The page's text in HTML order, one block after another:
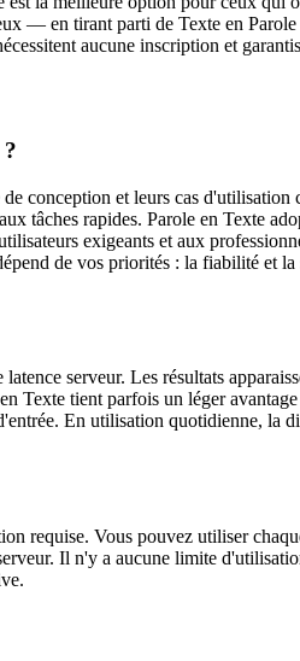
— en tirant parti de Texte en
aucune inscription et
conception et leurs cas
tâches rapides. Parole en Texte
exigeants et aux
de vos priorités : la fiabilité et
serveur. Les résultats
Texte tient parfois un léger
En utilisation quotidienne, la
requise. Vous pouvez utiliser
Il n'y a aucune limite